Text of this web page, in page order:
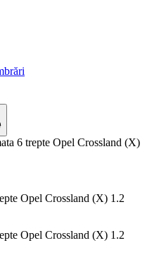
6 trepte Opel Crossland (X)